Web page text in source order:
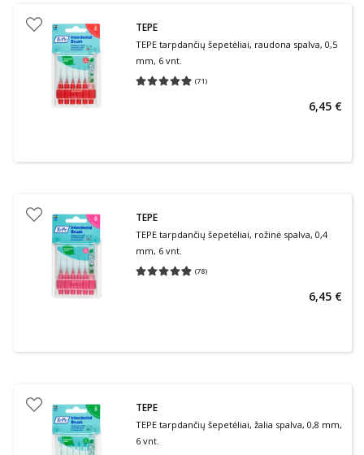
TEPE
TEPE tarpdančių šepetėliai, raudona spalva, 0,5
mm, 6 vnt.
(71)
Vidutinis įvertinimas 4.99
6,45 €
TEPE
TEPE tarpdančių šepetėliai, rožinė spalva, 0,4
mm, 6 vnt.
(78)
Vidutinis įvertinimas 4.86
6,45 €
TEPE
TEPE tarpdančių šepetėliai, žalia spalva, 0,8 mm,
6 vnt.